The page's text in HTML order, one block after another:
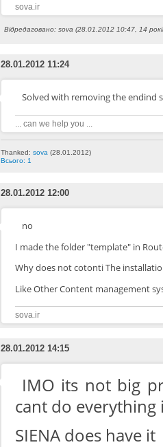
sova.ir
Відредаговано: sova (28.01.2012 10:47, 14
28.01.2012 11:24
Solved with removing the endind
... can we help you ...
Thanked: sova (28.01.2012)
Всього: 1
28.01.2012 12:00
no
I madethefolder "template" in
Whydoes notcotontiThe
LikeOtherContent management
sova.ir
28.01.2012 14:15
IMO its not big
cant do everything
SIENA does have it